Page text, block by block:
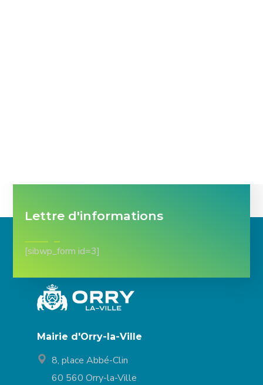
Lettre d'informations
[sibwp_form id=3]
Mairie d'Orry-la-Ville
8, place Abbé-Clin
60 560 Orry-la-Ville